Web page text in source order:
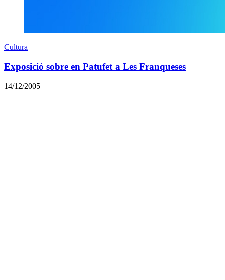
Cultura
Exposició sobre en Patufet a Les Franqueses
14/12/2005